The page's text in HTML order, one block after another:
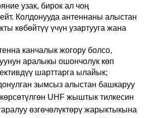
узак, бирок ал чоң
Колдонууда антеннаны алыстан
көбөйтүү үчүн узартууга жана
канчалык жогору болсо,
аралыкы ошончолук көп
шарттарга ылайык;
зымсыз алыстан башкаруу
UHF жыштык тилкесин
өзгөчөлүктөрү жарыктыкына